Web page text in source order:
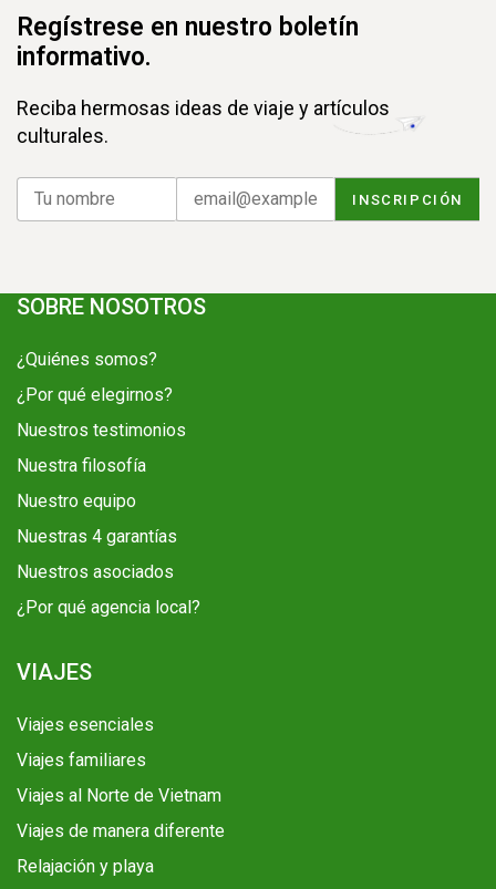
Regístrese en nuestro boletín
informativo.
Reciba hermosas ideas de viaje y artículos
culturales.
SOBRE NOSOTROS
¿Quiénes somos?
¿Por qué elegirnos?
Nuestros testimonios
Nuestra filosofía
Nuestro equipo
Nuestras 4 garantías
Nuestros asociados
¿Por qué agencia local?
VIAJES
Viajes esenciales
Viajes familiares
Viajes al Norte de Vietnam
Viajes de manera diferente
Relajación y playa